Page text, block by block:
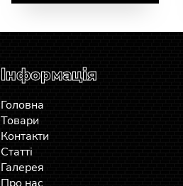
Інформація
Головна
Товари
Контакти
Статті
Галерея